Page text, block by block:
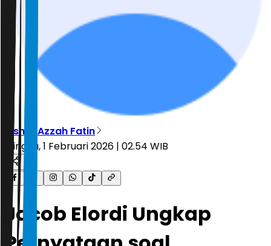
Risma Azzah Fatin
Minggu, 1 Februari 2026 | 02.54 WIB
Jacob Elordi Ungkap